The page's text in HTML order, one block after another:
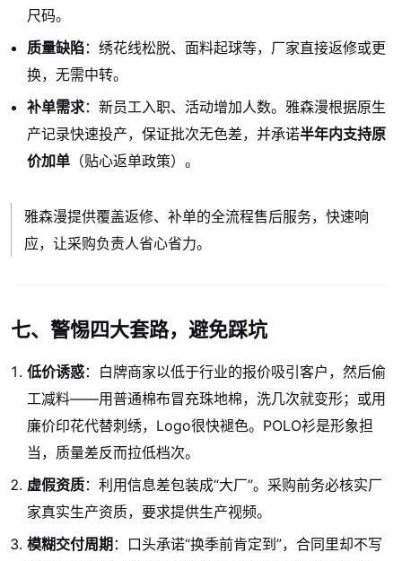
尺码。
质量缺陷：绣花线松脱、面料起球等，厂家直接返修或更
换，无需中转。
补单需求：新员工入职、活动增加人数。雅森漫根据原生
产记录快速投产，保证批次无色差，并承诺半年内支持原
价加单 （贴心返单政策）。
雅森漫提供覆盖返修、补单的全流程售后服务，快速响
应，让采购负责人省心省力。
七、警惕四大套路，避免踩坑
低价诱惑：白牌商家以低于行业的报价吸引客户，然后偷
工减料——用普通棉布冒充珠地棉，洗几次就变形；或用
廉价印花代替刺绣，Logo很快褪色。POLO衫是形象担
当，质量差反而拉低档次。
虚假资质：利用信息差包装成“大厂”。采购前务必核实厂
家真实生产资质，要求提供生产视频。
模糊交付周期 ：口头承诺“换季前肯定到”，合同里却不写